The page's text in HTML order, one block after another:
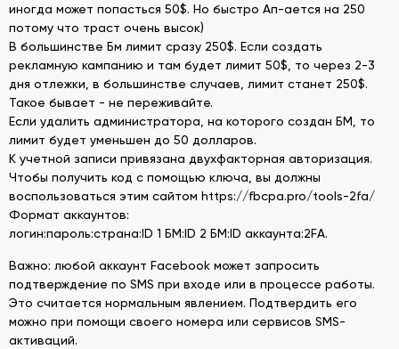
иногда может попасться 50$. Но быстро Ап-ается на 250
потому что траст очень высок)
В большинстве Бм лимит сразу 250$. Если создать
рекламную кампанию и там будет лимит 50$, то через 2-3
дня отлежки, в большинстве случаев, лимит станет 250$.
Такое бывает - не переживайте.
Если удалить администратора, на которого создан БМ, то
лимит будет уменьшен до 50 долларов.
К учетной записи привязана двухфакторная авторизация.
Чтобы получить код с помощью ключа, вы должны
воспользоваться этим сайтом https://fbcpa.pro/tools-2fa/
Формат аккаунтов:
логин:пароль:страна:ID 1 БМ:ID 2 БМ:ID аккаунта:2FA.
Важно: любой аккаунт Facebook может запросить
подтверждение по SMS при входе или в процессе работы.
Это считается нормальным явлением. Подтвердить его
можно при помощи своего номера или сервисов SMS-
активаций.